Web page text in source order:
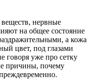
нервные
на общее состояние
а кожа
цвет, под глазами
говоря уже про сетку
причины, почему